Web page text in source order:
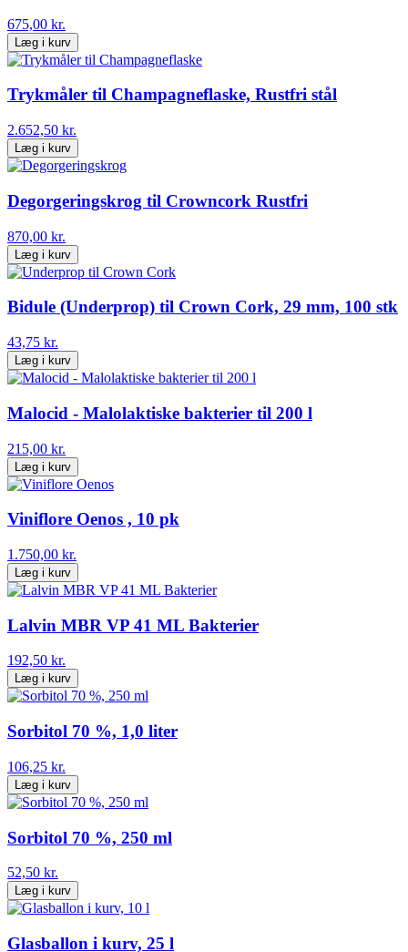
675,00 kr.
Læg i kurv
Trykmåler til Champagneflaske, Rustfri stål
2.652,50 kr.
Læg i kurv
Degorgeringskrog til Crowncork Rustfri
870,00 kr.
Læg i kurv
Bidule (Underprop) til Crown Cork, 29 mm, 100 stk
43,75 kr.
Læg i kurv
Malocid - Malolaktiske bakterier til 200 l
215,00 kr.
Læg i kurv
Viniflore Oenos , 10 pk
1.750,00 kr.
Læg i kurv
Lalvin MBR VP 41 ML Bakterier
192,50 kr.
Læg i kurv
Sorbitol 70 %, 1,0 liter
106,25 kr.
Læg i kurv
Sorbitol 70 %, 250 ml
52,50 kr.
Læg i kurv
Glasballon i kurv, 25 l